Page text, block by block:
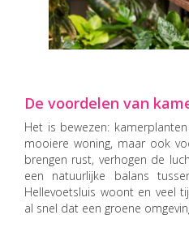
De voordelen van
Het is bewezen:
mooiere woning, maar ook
brengen rust, verhogen de
een natuurlijke balans
Hellevoetsluis woont en veel
al snel dat een groene